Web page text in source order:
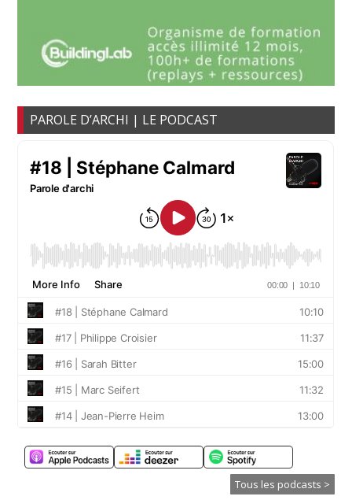
PAROLE D’ARCHI | LE PODCAST
Tous les podcasts >